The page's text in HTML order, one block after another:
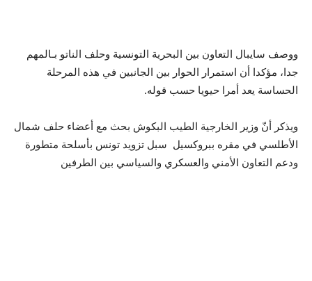
ووصف سايبال التعاون بين البحرية التونسية وحلف الناتو بـالمهم
جدا، مؤكدا أن استمرار الحوار بين الجانبين في هذه المرحلة
الحساسة يعد أمرا حيويا حسب قوله.
ويذكر أنّ وزير الخارجية الطيب البكوش بحث مع أعضاء حلف شمال
الأطلسي في مقره ببروكسيل سبل تزويد تونس بأسلحة متطورة
ودعم التعاون الأمني والعسكري والسياسي بين الطرفين